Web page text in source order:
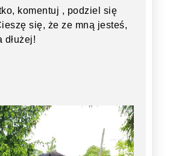
komentuj , podziel się
się, że ze mną jesteś,
dłużej!